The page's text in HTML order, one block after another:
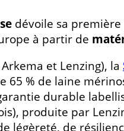
dévoile sa
à partir de
et Lenzing), la
65 % de laine
durable
produite par
légèreté, de